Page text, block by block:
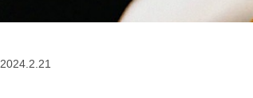
2024. 2.21